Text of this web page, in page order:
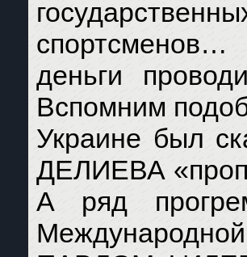
деньги
Вспомним
Украине был
ДЕЛИЕВА
А ряд